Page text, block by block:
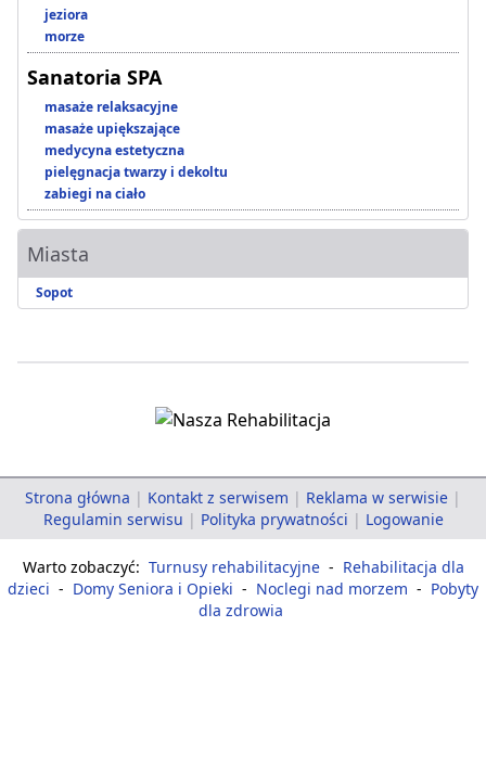
jeziora
morze
Sanatoria SPA
masaże relaksacyjne
masaże upiększające
medycyna estetyczna
pielęgnacja twarzy i dekoltu
zabiegi na ciało
Miasta
Sopot
Strona główna | Kontakt z serwisem | Reklama w serwisie |
Regulamin serwisu | Polityka prywatności | Logowanie
Warto zobaczyć: Turnusy rehabilitacyjne - Rehabilitacja dla
dzieci - Domy Seniora i Opieki - Noclegi nad morzem - Pobyty
dla zdrowia